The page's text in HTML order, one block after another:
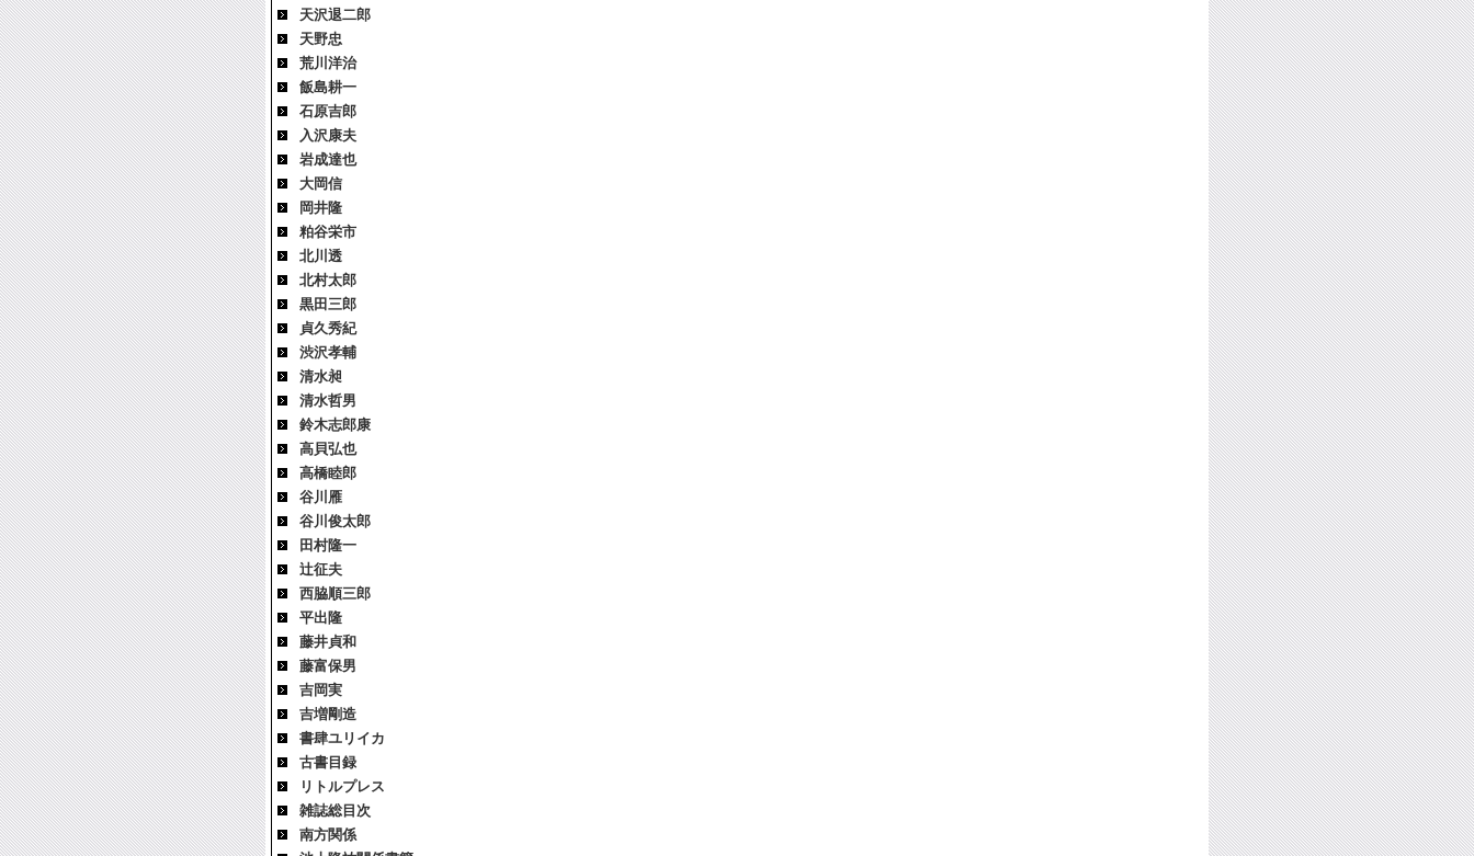
天沢退二郎
天野忠
荒川洋治
飯島耕一
石原吉郎
入沢康夫
岩成達也
大岡信
岡井隆
粕谷栄市
北川透
北村太郎
黒田三郎
貞久秀紀
渋沢孝輔
清水昶
清水哲男
鈴木志郎康
高貝弘也
高橋睦郎
谷川雁
谷川俊太郎
田村隆一
辻征夫
西脇順三郎
平出隆
藤井貞和
藤富保男
吉岡実
吉増剛造
書肆ユリイカ
古書目録
リトルプレス
雑誌総目次
南方関係